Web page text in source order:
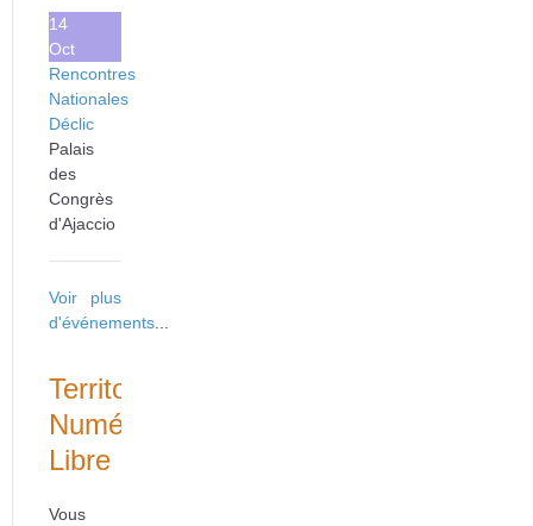
14
Oct
Rencontres
Nationales
Déclic
Palais
des
Congrès
d'Ajaccio
Voir plus
d'événements
Territoire
Numérique
Libre
Vous